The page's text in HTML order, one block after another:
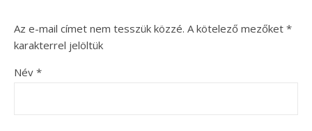
Az e-mail címet nem tesszük közzé. A kötelező mezőket *
karakterrel jelöltük
Név *